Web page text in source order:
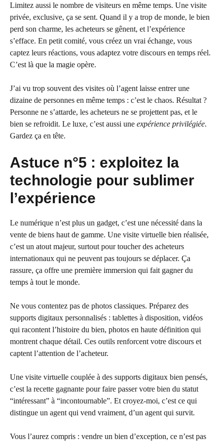
Limitez aussi le nombre de visiteurs en même temps. Une visite
privée, exclusive, ça se sent. Quand il y a trop de monde, le bien
perd son charme, les acheteurs se gênent, et l’expérience
s’efface. En petit comité, vous créez un vrai échange, vous
captez leurs réactions, vous adaptez votre discours en temps réel.
C’est là que la magie opère.
J’ai vu trop souvent des visites où l’agent laisse entrer une
dizaine de personnes en même temps : c’est le chaos. Résultat ?
Personne ne s’attarde, les acheteurs ne se projettent pas, et le
bien se refroidit. Le luxe, c’est aussi une expérience privilégiée.
Gardez ça en tête.
Astuce n°5 : exploitez la
technologie pour sublimer
l’expérience
Le numérique n’est plus un gadget, c’est une nécessité dans la
vente de biens haut de gamme. Une visite virtuelle bien réalisée,
c’est un atout majeur, surtout pour toucher des acheteurs
internationaux qui ne peuvent pas toujours se déplacer. Ça
rassure, ça offre une première immersion qui fait gagner du
temps à tout le monde.
Ne vous contentez pas de photos classiques. Préparez des
supports digitaux personnalisés : tablettes à disposition, vidéos
qui racontent l’histoire du bien, photos en haute définition qui
montrent chaque détail. Ces outils renforcent votre discours et
captent l’attention de l’acheteur.
Une visite virtuelle couplée à des supports digitaux bien pensés,
c’est la recette gagnante pour faire passer votre bien du statut
“intéressant” à “incontournable”. Et croyez-moi, c’est ce qui
distingue un agent qui vend vraiment, d’un agent qui survit.
Vous l’aurez compris : vendre un bien d’exception, ce n’est pas